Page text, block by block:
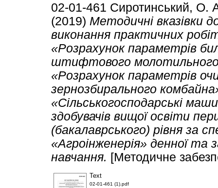
02-01-461 Сиротинський, О.
(2019) Методичні вказівки
виконання практичних
«Розрахунок параметрів
штифтового
«Розрахунок параметрів
зернозбирального
«Сільськогосподарські
здобувачів вищої освіти
(бакалаврського) рівня за
«Агроінженерія» денної та
навчання. [Методичне
Text
02-01-461 (1).pdf